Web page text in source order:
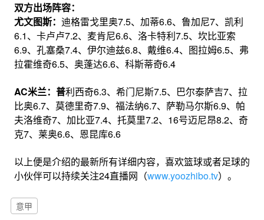
双方出场阵容：
尤文图斯： 迪格雷戈里奥7.5、加蒂6.6、鲁加尼7、凯利
6.1、卡卢卢7.2、麦肯尼6.6、洛卡特利7.5、坎比亚索
6.9、孔塞桑7.4、伊尔迪兹6.8、戴维6.4、图拉姆6.5、弗
拉霍维奇6.5、奥蓬达6.6、科斯蒂奇6.4
AC米兰：普利西奇6.3、希门尼斯7.5、巴尔泰萨吉7、拉
比奥6.7、莫德里奇7.9、福法纳6.7、萨勒马尔斯6.9、帕
夫洛维奇7、加比亚7.4、托莫里7.2、16号迈尼昂8.2、奇
克7、莱奥6.6、恩昆库6.6
以上便是介绍的最新所有详细内容，喜欢篮球或者足球的
小伙伴可以持续关注24直播网（www.yoozhibo.tv）。
意甲